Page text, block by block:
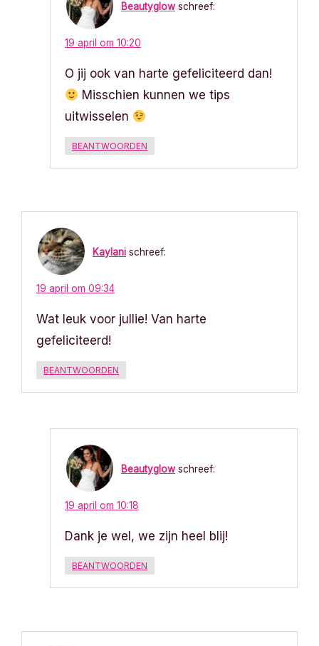
Beautyglow schreef:
19 april om 10:20
O jij ook van harte gefeliciteerd dan!
Misschien kunnen we tips
uitwisselen
BEANTWOORDEN
Kaylani schreef:
19 april om 09:34
Wat leuk voor jullie! Van harte
gefeliciteerd!
BEANTWOORDEN
Beautyglow schreef:
19 april om 10:18
Dank je wel, we zijn heel blij!
BEANTWOORDEN